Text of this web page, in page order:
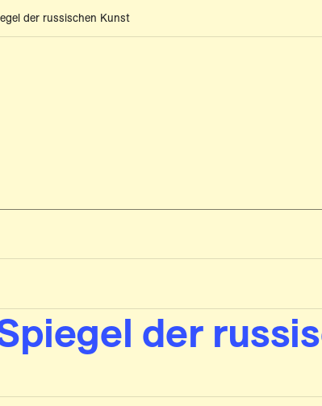
der
der russischen Kunst